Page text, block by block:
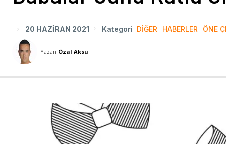
20 HAZIRAN 2021 Kategori DIĞER HABERLER ÖNE
Yazan Özal Aksu